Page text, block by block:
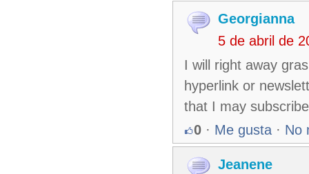
Georgianna
5 de abril de
I will right away
hyperlink or
that I may
0 · Me gusta · No
Jeanene